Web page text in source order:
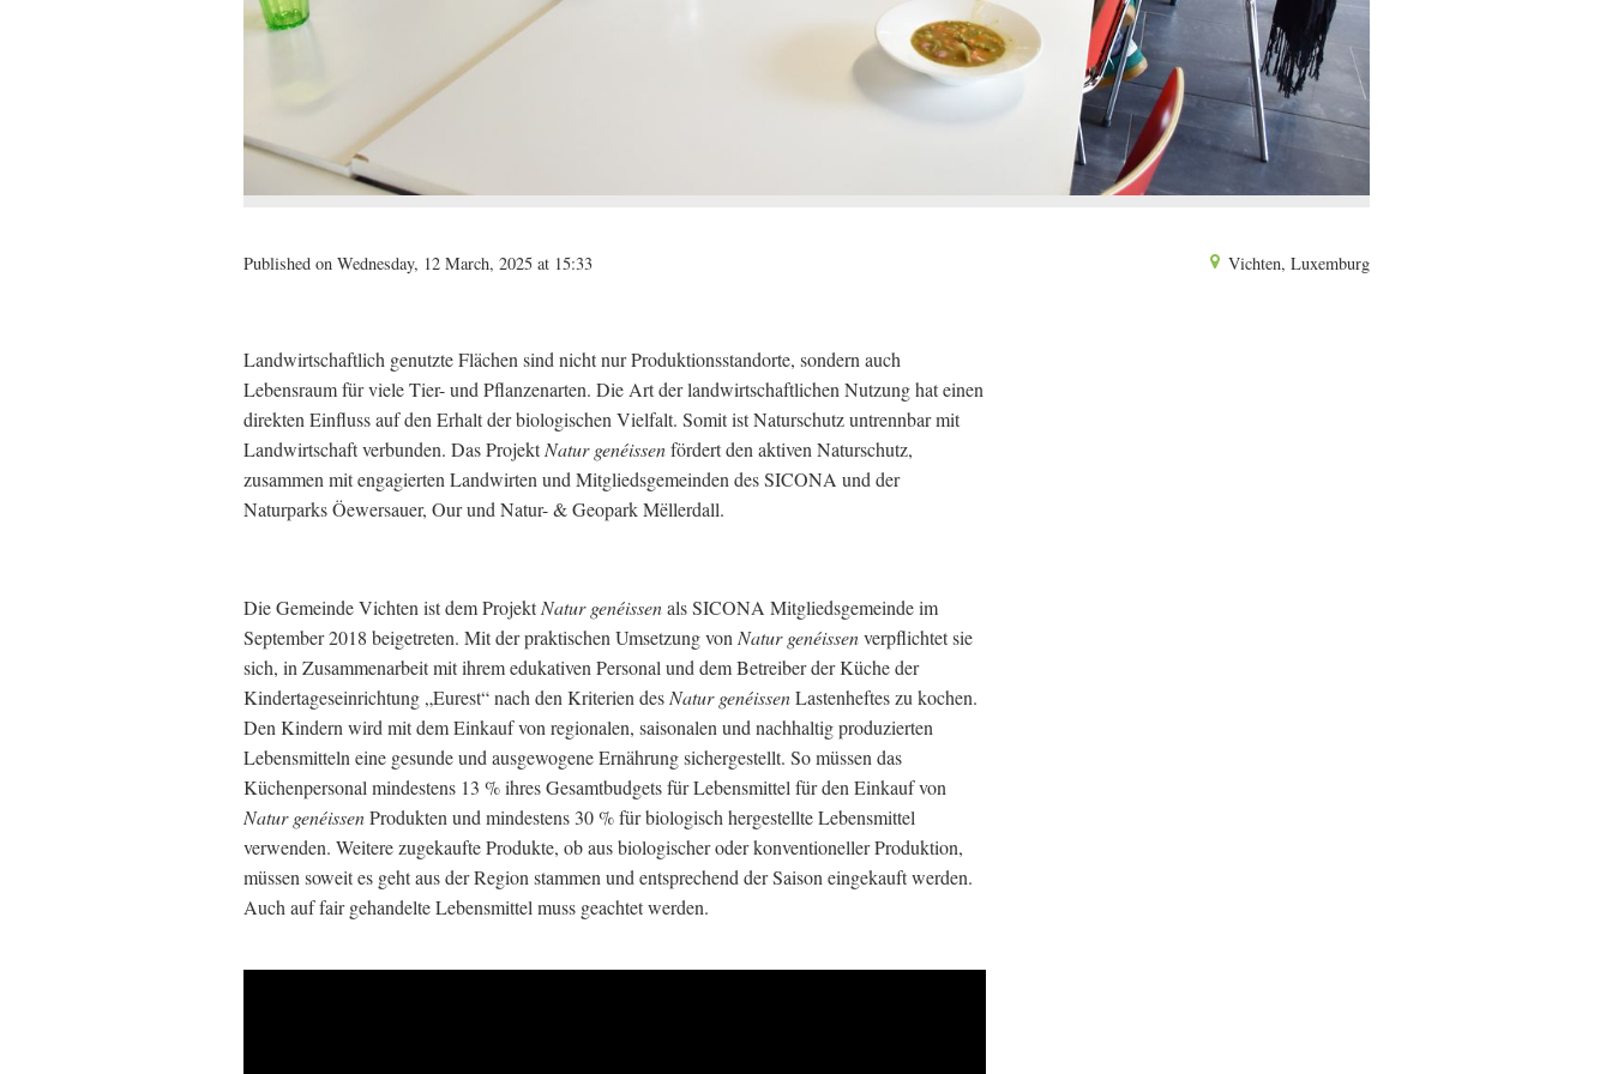
Published on Wednesday, 12 March, 2025 at 15:33 Vichten, Luxemburg
Landwirtschaftlich genutzte Flächen sind nicht nur Produktionsstandorte, sondern auch
Lebensraum für viele Tier- und Pflanzenarten. Die Art der landwirtschaftlichen Nutzung hat einen
direkten Einfluss auf den Erhalt der biologischen Vielfalt. Somit ist Naturschutz untrennbar mit
Landwirtschaft verbunden. Das ProjektNatur genéissenfördert den aktiven Naturschutz,
zusammen mit engagierten Landwirten und Mitgliedsgemeinden des SICONA und der
Naturparks Öewersauer, Our und Natur- & Geopark Mëllerdall.
Die Gemeinde Vichten ist dem ProjektNatur genéissenals SICONA Mitgliedsgemeinde im
September 2018 beigetreten. Mit der praktischen Umsetzung von Natur genéissenverpflichtet sie
sich, in Zusammenarbeit mit ihrem edukativen Personal und dem Betreiber der Küche der
Kindertageseinrichtung „Eurest“ nach den Kriterien des Natur genéissenLastenheftes zu kochen.
Den Kindern wird mit dem Einkauf von regionalen, saisonalen und nachhaltig produzierten
Lebensmitteln eine gesunde und ausgewogene Ernährung sichergestellt. So müssen das
Küchenpersonal mindestens 13 % ihres Gesamtbudgets für Lebensmittel für den Einkauf von
Natur genéissenProdukten und mindestens 30 % für biologisch hergestellte Lebensmittel
verwenden. Weitere zugekaufte Produkte, ob aus biologischer oder konventioneller Produktion,
müssen soweit es geht aus der Region stammen und entsprechend der Saison eingekauft werden.
Auch auf fair gehandelte Lebensmittel muss geachtet werden.